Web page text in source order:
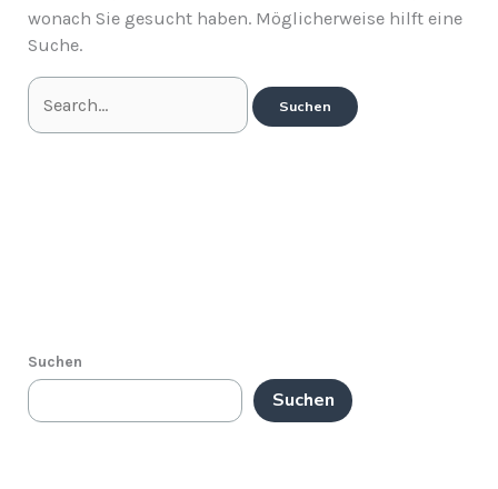
wonach Sie gesucht haben. Möglicherweise hilft eine
Suche.
Suchen
Suchen